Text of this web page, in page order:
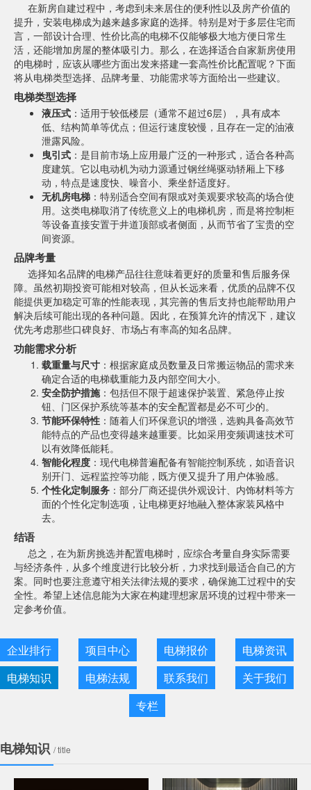
在新房自建过程中，考虑到未来居住的便利性以及房产价值的
提升，安装电梯成为越来越多家庭的选择。特别是对于多层住宅而
言，一部设计合理、性价比高的电梯不仅能够极大地方便日常生
活，还能增加房屋的整体吸引力。那么，在选择适合自家新房使用
的电梯时，应该从哪些方面出发来搭建一套高性价比配置呢？下面
将从电梯类型选择、品牌考量、功能需求等方面给出一些建议。
电梯类型选择
液压式 ：适用于较低楼层（通常不超过6层），具有成本
低、结构简单等优点；但运行速度较慢，且存在一定的油液
泄露风险。
曳引式 ：是目前市场上应用最广泛的一种形式，适合各种高
度建筑。它以电动机为动力源通过钢丝绳驱动轿厢上下移
动，特点是速度快、噪音小、乘坐舒适度好。
无机房电梯 ：特别适合空间有限或对美观要求较高的场合使
用。这类电梯取消了传统意义上的电梯机房，而是将控制柜
等设备直接安置于井道顶部或者侧面，从而节省了宝贵的空
间资源。
品牌考量
选择知名品牌的电梯产品往往意味着更好的质量和售后服务保
障。虽然初期投资可能相对较高，但从长远来看，优质的品牌不仅
能提供更加稳定可靠的性能表现，其完善的售后支持也能帮助用户
解决后续可能出现的各种问题。因此，在预算允许的情况下，建议
优先考虑那些口碑良好、市场占有率高的知名品牌。
功能需求分析
载重量与尺寸 ：根据家庭成员数量及日常搬运物品的需求来
确定合适的电梯载重能力及内部空间大小。
安全防护措施：包括但不限于超速保护装置、紧急停止按
钮、门区保护系统等基本的安全配置都是必不可少的。
节能环保特性 ：随着人们环保意识的增强，选购具备高效节
能特点的产品也变得越来越重要。比如采用变频调速技术可
以有效降低能耗。
智能化程度 ：现代电梯普遍配备有智能控制系统，如语音识
别开门、远程监控等功能，既方便又提升了用户体验感。
个性化定制服务 ：部分厂商还提供外观设计、内饰材料等方
面的个性化定制选项，让电梯更好地融入整体家装风格中
去。
结语
总之，在为新房挑选并配置电梯时，应综合考量自身实际需要
与经济条件，从多个维度进行比较分析，力求找到最适合自己的方
案。同时也要注意遵守相关法律法规的要求，确保施工过程中的安
全性。希望上述信息能为大家在构建理想家居环境的过程中带来一
定参考价值。
企业排行 项目中心 电梯报价
电梯资讯
电梯知识
电梯法规 联系我们
关于我们
专栏
电梯知识 / title